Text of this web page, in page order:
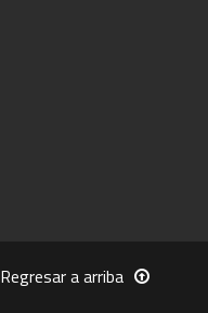
Regresar a arriba